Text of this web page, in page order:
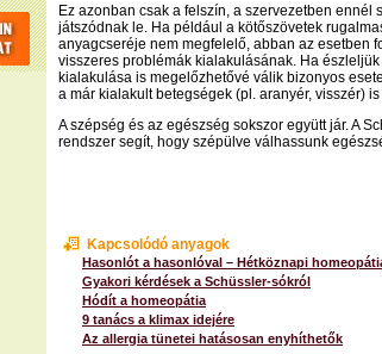
Ez azonban csak a felszín, a szervezetben ennél
játszódnak le. Ha például a kötőszövetek
anyagcseréje nem megfelelő, abban az esetben
visszeres problémák kialakulásának. Ha
kialakulása is megelőzhetővé válik bizonyos
a már kialakult betegségek (pl. aranyér, visszér)
A szépség és az egészség sokszor együtt jár. A
rendszer segít, hogy szépülve válhassunk
Kapcsolódó anyagok
Hasonlót a hasonlóval – Hétköznapi
Gyakori kérdések a Schüssler-sókról
Hódít a homeopátia
9 tanács a klimax idejére
Az allergia tünetei hatásosan enyhíthetők